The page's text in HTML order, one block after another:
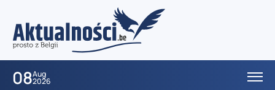
08Aug
2026